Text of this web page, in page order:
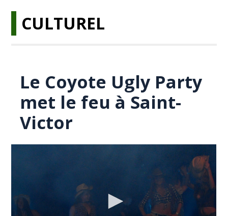
CULTUREL
Le Coyote Ugly Party
met le feu à Saint-
Victor